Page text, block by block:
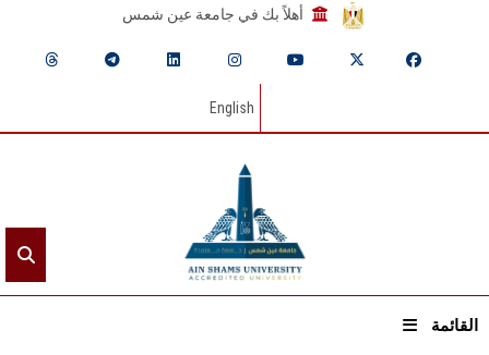
أهلاً بك في جامعة عين شمس
English
القائمة